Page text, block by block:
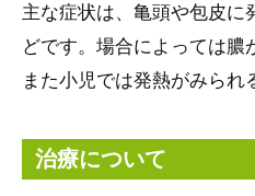
主な症状は、亀頭や包皮に
どです。場合によっては膿
また小児では発熱がみられ
治療について